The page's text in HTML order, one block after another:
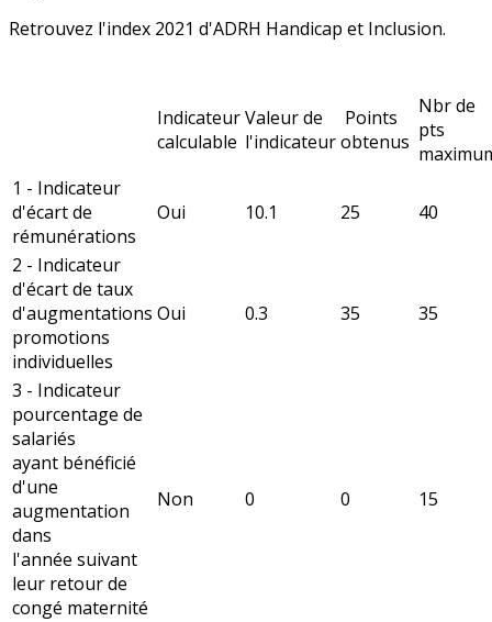
Retrouvez l'index 2021 d'ADRH Handicap et Inclusion.
Indicateur
calculable
Valeur de
l'indicateur
Points
obtenus
Nbr de
pts
1 - Indicateur
d'écart de
rémunérations
Oui 10.1 25 40
2 - Indicateur
d'écart de taux
d'augmentations
promotions
individuelles
Oui 0.3 35 35
3 - Indicateur
pourcentage de
salariés
ayant bénéficié
d'une
augmentation
dans
l'année suivant
leur retour de
congé maternité
Non 0 0 15